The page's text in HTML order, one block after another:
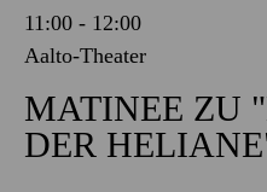
11:00 - 12:00
Aalto-Theater
MATINEE ZU
DER